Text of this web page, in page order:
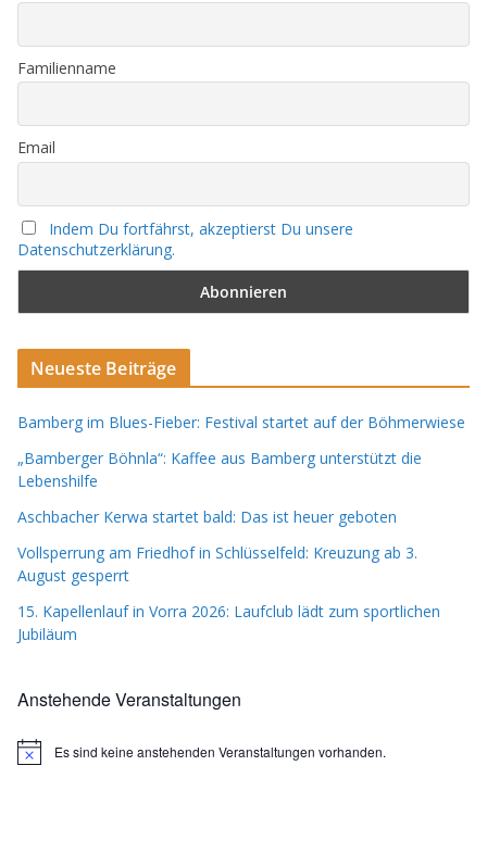
Familienname
Email
Indem Du fortfährst, akzeptierst Du unsere
Datenschutzerklärung.
Neueste Beiträge
Bamberg im Blues-Fieber: Festival startet auf der Böhmerwiese
„Bamberger Böhnla“: Kaffee aus Bamberg unterstützt die
Lebenshilfe
Aschbacher Kerwa startet bald: Das ist heuer geboten
Vollsperrung am Friedhof in Schlüsselfeld: Kreuzung ab 3.
August gesperrt
15. Kapellenlauf in Vorra 2026: Laufclub lädt zum sportlichen
Jubiläum
Anstehende Veranstaltungen
H
Es sind keine anstehenden Veranstaltungen vorhanden.